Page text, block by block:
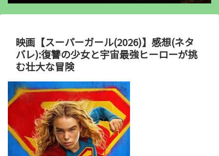
映画【スーパーガール(2026)】感想(ネタ
バレ):復讐の少女と宇宙最強ヒーローが挑
む壮大な冒険